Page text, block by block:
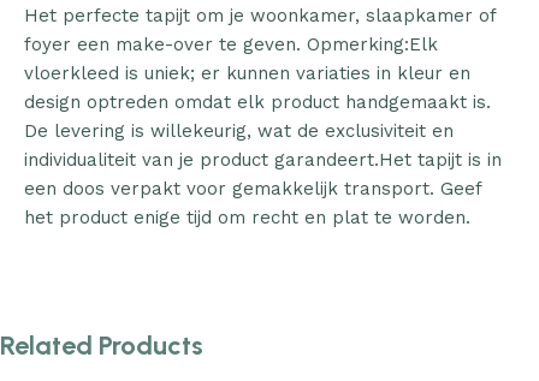
Het perfecte tapijt om je woonkamer, slaapkamer of
foyer een make-over te geven. Opmerking:Elk
vloerkleed is uniek; er kunnen variaties in kleur en
design optreden omdat elk product handgemaakt is.
De levering is willekeurig, wat de exclusiviteit en
individualiteit van je product garandeert.Het tapijt is in
een doos verpakt voor gemakkelijk transport. Geef
het product enige tijd om recht en plat te worden.
Related Products